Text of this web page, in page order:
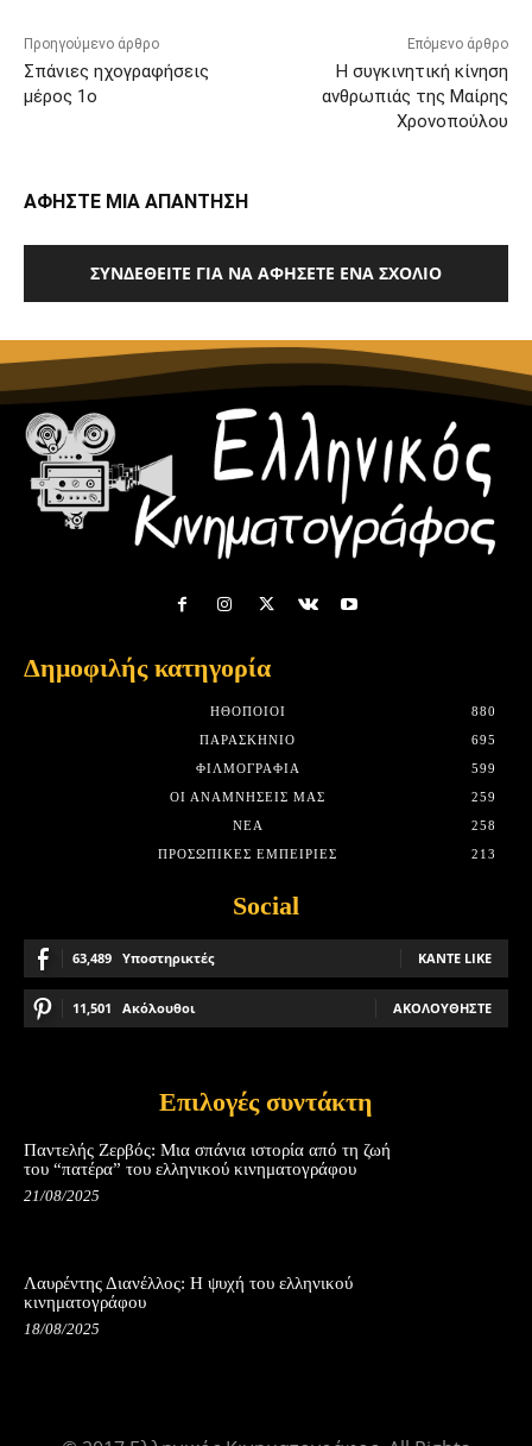
Προηγούμενο άρθρο
Σπάνιες ηχογραφήσεις
μέρος 1ο
Επόμενο άρθρο
Η συγκινητική κίνηση
ανθρωπιάς της Μαίρης
Χρονοπούλου
ΑΦΗΣΤΕ ΜΙΑ ΑΠΑΝΤΗΣΗ
ΣΥΝΔΕΘΕΊΤΕ ΓΙΑ ΝΑ ΑΦΉΣΕΤΕ ΈΝΑ ΣΧΌΛΙΟ
Δημοφιλής κατηγορία
HΘΟΠΟΙΟΊ
880
ΠΑΡΑΣΚΉΝΙΟ
695
ΦΙΛΜΟΓΡΑΦΊΑ
599
ΟΙ ΑΝΑΜΝΉΣΕΙΣ ΜΑΣ
259
ΝΈΑ
258
ΠΡΟΣΩΠΙΚΈΣ ΕΜΠΕΙΡΊΕΣ
213
Social
63,489 Υποστηρικτές ΚΆΝΤΕ LIKE
11,501 Ακόλουθοι ΑΚΟΛΟΥΘΉΣΤΕ
Επιλογές συντάκτη
Παντελής Ζερβός: Μια σπάνια ιστορία από τη ζωή
του “πατέρα” του ελληνικού κινηματογράφου
21/08/2025
Λαυρέντης Διανέλλος: Η ψυχή του ελληνικού
κινηματογράφου
18/08/2025